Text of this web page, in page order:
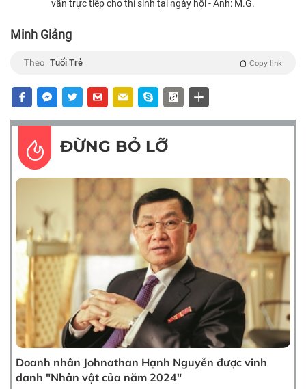
vấn trực tiếp cho thí sinh tại ngày hội - Ảnh: M.G.
Minh Giảng
Theo Tuổi Trẻ Copy link
ĐỪNG BỎ LỠ
Doanh nhân Johnathan Hạnh Nguyễn được vinh
danh "Nhân vật của năm 2024"